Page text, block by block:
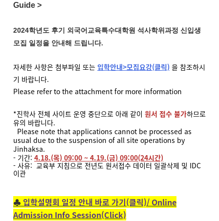
Guide >
2024학년도 후기 외국어교육특수대학원 석사학위과정 신입생
모집 일정을 안내해 드립니다.
자세한 사항은 첨부파일 또는 입학안내>모집요강(클릭) 을 참조하시
기 바랍니다.
Please refer to the attachment for more information
*진학사 전체 사이트 운영 중단으로 아래 같이 원서 접수 불가하므로
유의 바랍니다.
Please note that applications cannot be processed as
usual due to the suspension of all site operations by
Jinhaksa.
- 기간: 4.18.(목) 09:00 ~ 4.19.(금) 09:00(24시간)
- 사유: 교육부 지침으로 전년도 원서접수 데이터 일괄삭제 및 IDC
이관
♣ 입학설명회 일정 안내 바로 가기(클릭)/ Online
Admission Info Session(Click)